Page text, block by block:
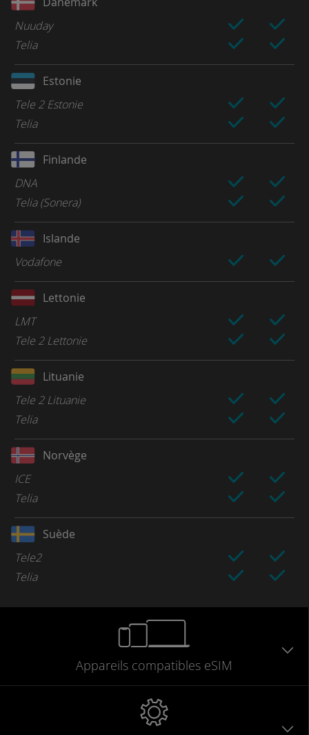
Nuuday
Telia
Estonie
Tele 2 Estonie
Telia
Finlande
DNA
Telia (Sonera)
Islande
Vodafone
Lettonie
LMT
Tele 2 Lettonie
Lituanie
Tele 2 Lituanie
Telia
Norvège
ICE
Telia
Suède
Tele2
Telia
Appareils compatibles eSIM